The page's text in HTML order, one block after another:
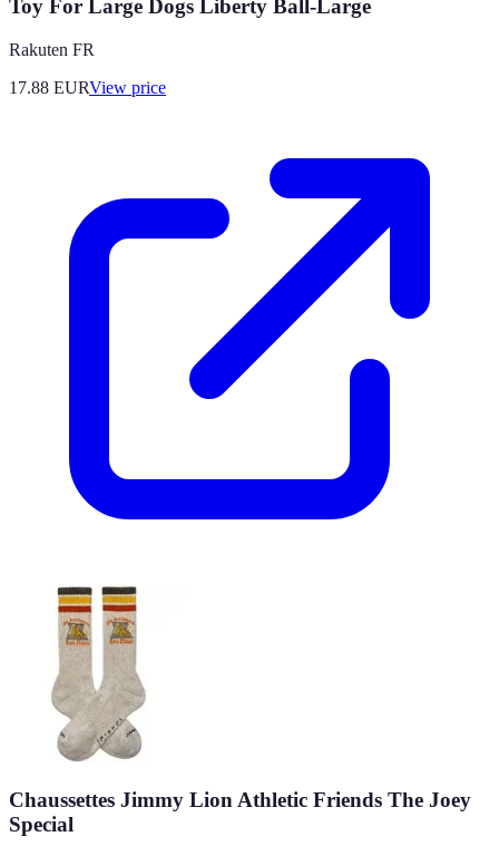
Toy For Large Dogs Liberty Ball-Large
Rakuten FR
17.88 EURView price
Chaussettes Jimmy Lion Athletic Friends The Joey
Special